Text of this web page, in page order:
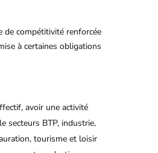
de compétitivité renforcée
à certaines obligations
avoir une activité
secteurs BTP, industrie,
tourisme et loisir